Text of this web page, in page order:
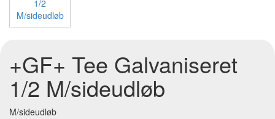
+GF+ Tee Galvaniseret
1/2 M/sideudløb
M/sideudløb